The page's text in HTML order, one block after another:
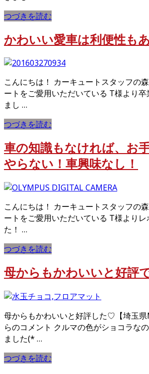
つづきを読む
かわいい愛車は利便性も
こんにちは！ カーキュートスタッフの
ートをご愛用いただいている T様より
まし …
つづきを読む
車の知識もなければ、お
やらない！車興味なし！
こんにちは！ カーキュートスタッフの
ートをご愛用いただいている T様より
た！ …
つづきを読む
母からもかわいいと好評
母からもかわいいと好評した♡【埼玉
らのコメント クルマの色がショコラな
ました(* …
つづきを読む